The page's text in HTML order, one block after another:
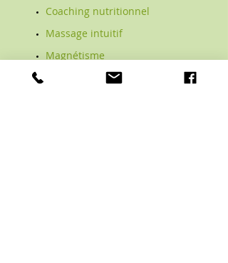
Coaching nutritionnel
Massage intuitif
Magnétisme